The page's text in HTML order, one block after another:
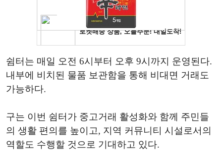
쉼터는 매일 오전 6시부터 오후 9시까지 운영된다.
내부에 비치된 물품 보관함을 통해 비대면 거래도
가능하다.
구는 이번 쉼터가 중고거래 활성화와 함께 주민들
의 생활 편의를 높이고, 지역 커뮤니티 시설로서의
역할도 수행할 것으로 기대하고 있다.